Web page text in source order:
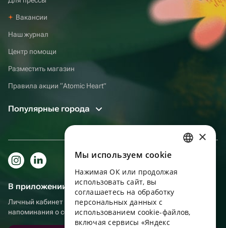
Вакансии
Наш журнал
Центр помощи
Разместить магазин
Правила акции “Atomic Heart”
Популярные города
В приложении еще удобнее!
Личный кабинет получателя, больше бонусов за покупки и
напоминания о событиях
ENGLISH
UKRAINIAN
PORTUGUESE
×
Мы используем сookie
Нажимая ОК или продолжая
использовать сайт, вы
соглашаетесь на обработку
персональных данных с
использованием cookie-файлов,
включая сервисы «Яндекс